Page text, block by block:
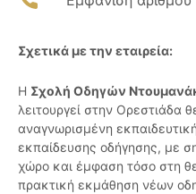
Σχετικά με την εταιρεία:
Η Σχολή Οδηγών
λειτουργεί στην Ορεστιάδα
αναγνωρισμένη
εκπαίδευσης οδήγησης, με
χώρο και έμφαση τόσο στη
πρακτική εκμάθηση νέων